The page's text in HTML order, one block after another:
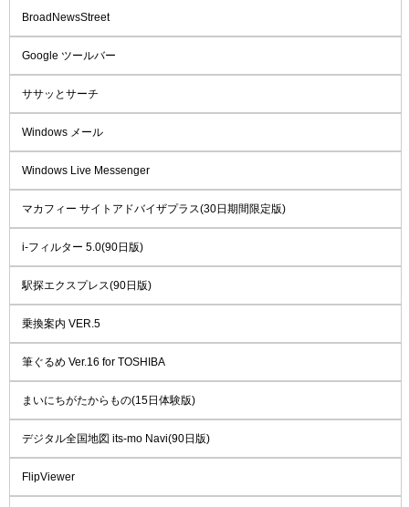
BroadNewsStreet
Google ツールバー
ササッとサーチ
Windows メール
Windows Live Messenger
マカフィー サイトアドバイザプラス(30日期間限定版)
i-フィルター 5.0(90日版)
駅探エクスプレス(90日版)
乗換案内 VER.5
筆ぐるめ Ver.16 for TOSHIBA
まいにちがたからもの(15日体験版)
デジタル全国地図 its-mo Navi(90日版)
FlipViewer